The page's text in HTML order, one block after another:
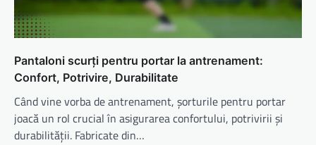
Pantaloni scurți pentru portar la antrenament:
Confort, Potrivire, Durabilitate
Când vine vorba de antrenament, şorturile pentru portar
joacă un rol crucial în asigurarea confortului, potrivirii şi
durabilităţii. Fabricate din…